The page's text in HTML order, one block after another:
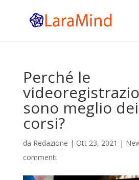
Perché le
sono meglio
corsi?
da Redazione | Ott 23, 2021 |
commenti